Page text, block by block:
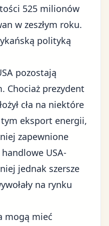
525 milionów
w zeszłym roku.
polityką
pozostają
Chociaż prezydent
cła na niektóre
eksport energii,
zapewnione
USA-
jednak szersze
na rynku
mogą mieć